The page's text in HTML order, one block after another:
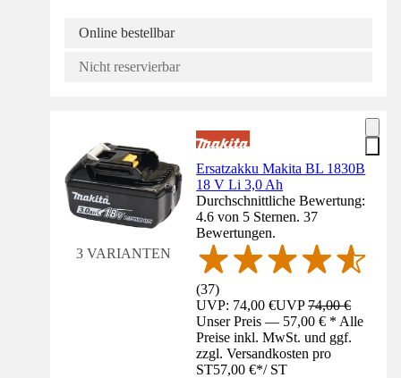
Online bestellbar
Nicht reservierbar
3 VARIANTEN
Ersatzakku Makita BL 1830B
18 V Li 3,0 Ah
Durchschnittliche Bewertung:
4.6 von 5 Sternen. 37
Bewertungen.
(37)
UVP: 74,00 €UVP74,00 €
Unser Preis — 57,00 € * Alle
Preise inkl. MwSt. und ggf.
zzgl. Versandkosten pro
ST57,00 €*/ ST